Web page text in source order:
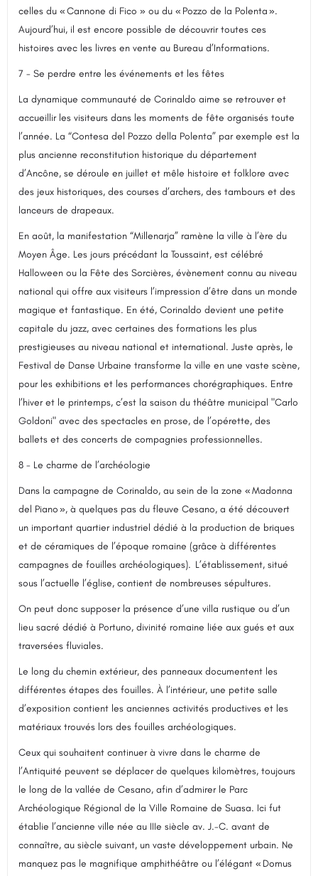
celles du « Cannone di Fico » ou du « Pozzo de la Polenta ».
Aujourd’hui, il est encore possible de découvrir toutes ces
histoires avec les livres en vente au Bureau d’Informations.
7 - Se perdre entre les événements et les fêtes
La dynamique communauté de Corinaldo aime se retrouver et
accueillir les visiteurs dans les moments de fête organisés toute
l’année. La “Contesa del Pozzo della Polenta” par exemple est la
plus ancienne reconstitution historique du département
d’Ancône, se déroule en juillet et mêle histoire et folklore avec
des jeux historiques, des courses d’archers, des tambours et des
lanceurs de drapeaux.
En août, la manifestation “Millenarja” ramène la ville à l’ère du
Moyen Âge. Les jours précédant la Toussaint, est célébré
Halloween ou la Fête des Sorcières, évènement connu au niveau
national qui offre aux visiteurs l’impression d’être dans un monde
magique et fantastique. En été, Corinaldo devient une petite
capitale du jazz, avec certaines des formations les plus
prestigieuses au niveau national et international. Juste après, le
Festival de Danse Urbaine transforme la ville en une vaste scène,
pour les exhibitions et les performances chorégraphiques. Entre
l’hiver et le printemps, c’est la saison du théâtre municipal "Carlo
Goldoni" avec des spectacles en prose, de l’opérette, des
ballets et des concerts de compagnies professionnelles.
8 - Le charme de l’archéologie
Dans la campagne de Corinaldo, au sein de la zone « Madonna
del Piano », à quelques pas du fleuve Cesano, a été découvert
un important quartier industriel dédié à la production de briques
et de céramiques de l’époque romaine (grâce à différentes
campagnes de fouilles archéologiques). L’établissement, situé
sous l’actuelle l’église, contient de nombreuses sépultures.
On peut donc supposer la présence d’une villa rustique ou d’un
lieu sacré dédié à Portuno, divinité romaine liée aux gués et aux
traversées fluviales.
Le long du chemin extérieur, des panneaux documentent les
différentes étapes des fouilles. À l’intérieur, une petite salle
d’exposition contient les anciennes activités productives et les
matériaux trouvés lors des fouilles archéologiques.
Ceux qui souhaitent continuer à vivre dans le charme de
l’Antiquité peuvent se déplacer de quelques kilomètres, toujours
le long de la vallée de Cesano, afin d’admirer le Parc
Archéologique Régional de la Ville Romaine de Suasa. Ici fut
établie l’ancienne ville née au IIIe siècle av. J.-C. avant de
connaître, au siècle suivant, un vaste développement urbain. Ne
manquez pas le magnifique amphithéâtre ou l’élégant « Domus